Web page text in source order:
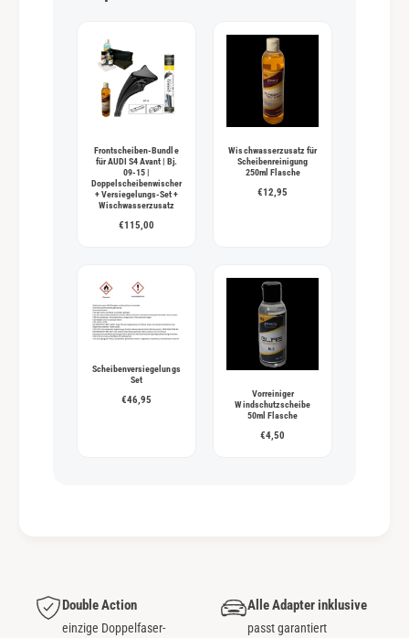
Frontscheiben-Bundle
für AUDI S4 Avant | Bj.
09-15 |
Doppelscheibenwischer
+ Versiegelungs-Set +
Wischwasserzusatz
€115,00
Wischwasserzusatz für
Scheibenreinigung
250ml Flasche
€12,95
Scheibenversiegelungs
Set
€46,95
Vorreiniger
Windschutzscheibe
50ml Flasche
€4,50
Double Action
einzige Doppelfaser-
Alle Adapter inklusive
passt garantiert